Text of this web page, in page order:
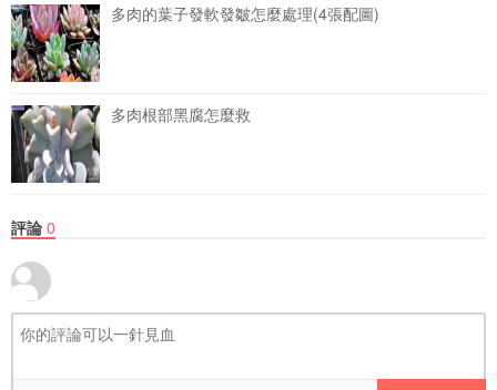
多肉的葉子發軟發皺怎麼處理(4張配圖)
多肉根部黑腐怎麼救
評論 0